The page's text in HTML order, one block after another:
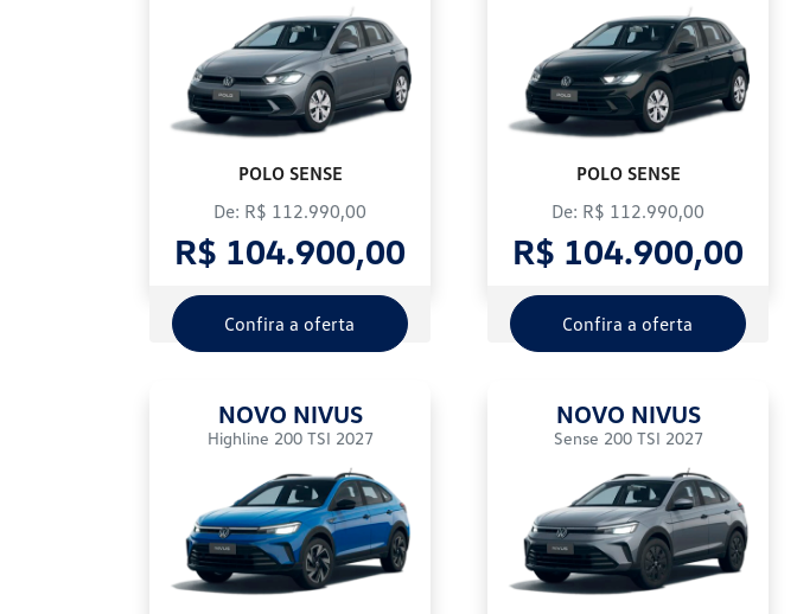
POLO SENSE
De: R$ 112.990,00
R$ 104.900,00
Confira a oferta
POLO SENSE
De: R$ 112.990,00
R$ 104.900,00
Confira a oferta
NOVO NIVUS
Highline 200 TSI 2027
NOVO NIVUS
Sense 200 TSI 2027